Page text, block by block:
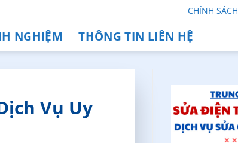
CHÍNH SÁCH
NGHIỆM THÔNG TIN LIÊN HỆ
Vụ Uy